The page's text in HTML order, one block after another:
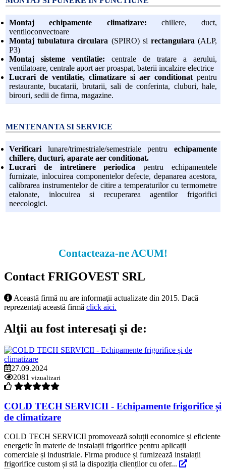
Montaj echipamente climatizare: chillere, duct,
ventiloconvectoare
Montaj tubulatura circulara (SPIRO) si rectangulara (ALP,
P3)
Montaj sisteme ventilatie: centrale de tratare a aerului,
ventilatoare, centrale aport aer proaspat, baterii incalzire electrice
Lucrari de ventilatie, climatizare si aer conditionat pentru
restaurante, bucatarii, brutarii, sali de conferinta, cluburi, hale,
birouri, sedii de firma, magazine.
MENTENANTA SI SERVICE
Verificari lunare/trimestriale/semestriale pentru echipamente
chillere, ducturi, aparate aer conditionat.
Lucrari de intretinere periodica pentru echipamentele
furnizate, inlocuirea componentelor defecte, depanarea acestora,
calibrarea instrumentelor de citire a temperaturilor cu termometre
etalonate, inlocuirea si recuperarea agentilor frigorifici
neecologici.
Contacteaza-ne ACUM!
Contact FRIGOVEST SRL
Această firmă nu are informaţii actualizate din 2015. Dacă
reprezentaţi această firmă click aici.
Alţii au fost interesaţi şi de:
27.09.2024
2081 vizualizari
COLD TECH SERVICII - Echipamente frigorifice și
de climatizare
COLD TECH SERVICII promovează soluții economice și eficiente
energetic în materie de instalații frigorifice pentru aplicații
comerciale și industriale. Firma produce și furnizează instalații
frigorifice custom și stă la dispoziția clienților cu ofer...